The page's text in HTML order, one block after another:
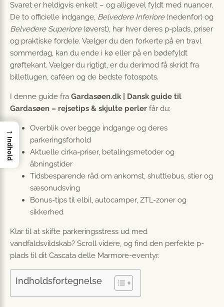
Svaret er heldigvis enkelt – og alligevel fyldt med nuancer.
De to officielle indgange, Belvedere Inferiore(nedenfor) og
Belvedere Superiore(øverst), har hver deres p-plads, priser
og praktiske fordele. Vælger du den forkerte på en travl
sommerdag, kan du ende i kø eller på en bødefyldt
grøftekant. Vælger du rigtigt, er du derimod få skridt fra
billetlugen, caféen og de bedste fotospots.
I denne guide fra Gardasøen.dk | Dansk guide til
Gardasøen – rejsetips & skjulte perler får du:
Overblik over begge indgange og deres
parkeringsforhold
Aktuelle cirka-priser, betalingsmetoder og
åbningstider
Tidsbesparende råd om ankomst, shuttlebus, stier og
sæsonudsving
Bonus-tips til elbil, autocamper, ZTL-zoner og
sikkerhed
Klar til at skifte parkeringsstress ud med
vandfaldsvildskab? Scroll videre, og find den perfekte p-
plads til dit Cascata delle Marmore-eventyr.
Indholdsfortegnelse
→
Indhold